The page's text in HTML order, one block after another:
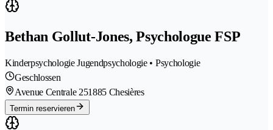
Bethan Gollut-Jones, Psychologue FSP
Kinderpsychologie Jugendpsychologie • Psychologie
Geschlossen
Avenue Centrale 251885 Chesières
Termin reservieren